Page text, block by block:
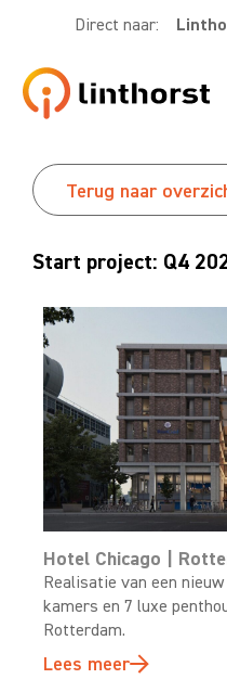
Direct naar:
Terug naar
Start project: Q4
Hotel Chicago |
Realisatie van een
kamers en 7 luxe
Rotterdam.
Lees meer